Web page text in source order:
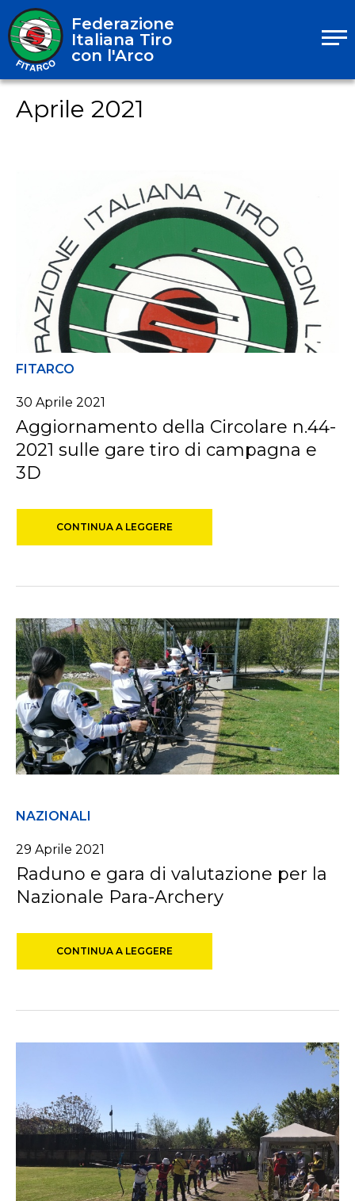
Federazione
Italiana Tiro
con l'Arco
Aprile 2021
FITARCO
30 Aprile 2021
Aggiornamento della Circolare n.44-
2021 sulle gare tiro di campagna e
3D
CONTINUA A LEGGERE
NAZIONALI
29 Aprile 2021
Raduno e gara di valutazione per la
Nazionale Para-Archery
CONTINUA A LEGGERE